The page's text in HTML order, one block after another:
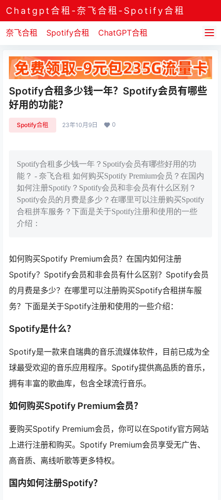
Chatgpt合租-奈飞合租-Spotify合租
奈飞合租 Spotify合租 ChatGPT合租
Spotify合租多少钱一年？Spotify会员有哪些
好用的功能？
Spotify合租 23年10月9日 0
Spotify合租多少钱一年？Spotify会员有哪些好用的功
能？ - 奈飞合租 如何购买Spotify Premium会员？在国内
如何注册Spotify？Spotify会员和非会员有什么区别？
Spotify会员的月费是多少？在哪里可以注册购买Spotify
合租拼车服务？下面是关于Spotify注册和使用的一些
介绍：
如何购买Spotify Premium会员？在国内如何注册
Spotify？Spotify会员和非会员有什么区别？Spotify会员
的月费是多少？在哪里可以注册购买Spotify合租拼车服
务？下面是关于Spotify注册和使用的一些介绍：
Spotify是什么？
Spotify是一款来自瑞典的音乐流媒体软件，目前已成为全
球最受欢迎的音乐应用程序。Spotify提供高品质的音乐，
拥有丰富的歌曲库，包含全球流行音乐。
如何购买Spotify Premium会员？
要购买Spotify Premium会员，你可以在Spotify官方网站
上进行注册和购买。Spotify Premium会员享受无广告、
高音质、离线听歌等更多特权。
国内如何注册Spotify？